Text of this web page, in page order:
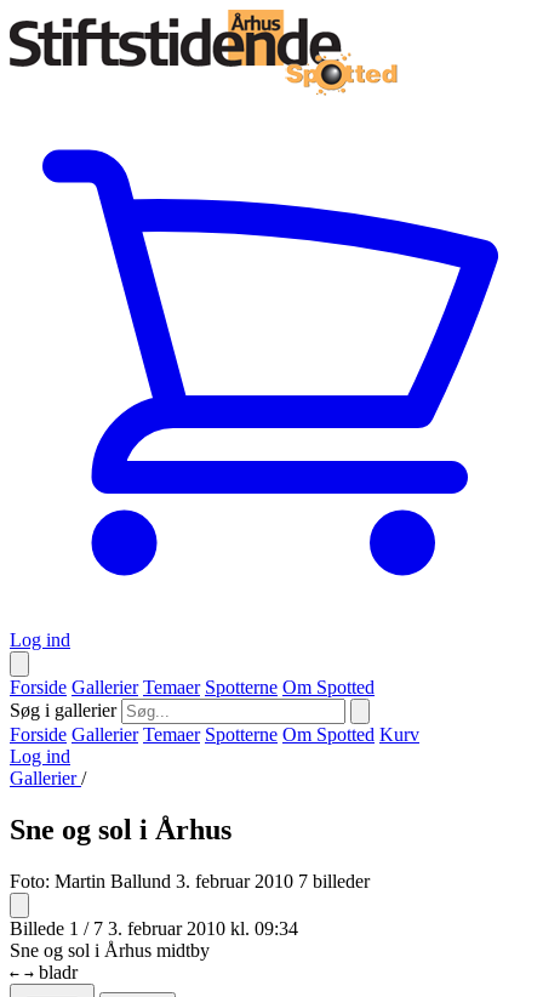
Log ind
Forside Gallerier Temaer Spotterne Om Spotted
Søg i gallerier
Forside Gallerier Temaer Spotterne Om Spotted Kurv
Log ind
Gallerier/
Sne og sol i Århus
Foto: Martin Ballund 3. februar 2010 7 billeder
Billede 1 / 7 3. februar 2010 kl. 09:34
Sne og sol i Århus midtby
← → bladr